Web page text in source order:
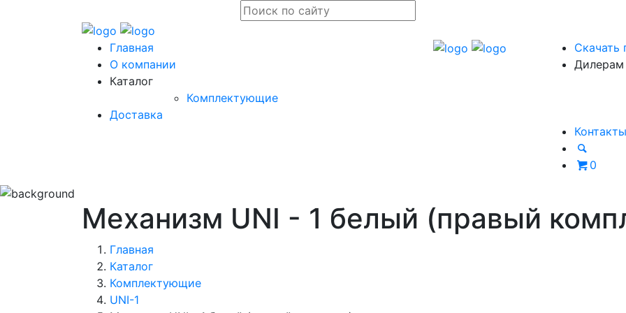
Главная
О компании
Каталог
Комплектующие
Доставка
Скачать
Дилерам
Контакты
0
Механизм UNI - 1 белый (правый
Главная
Каталог
Комплектующие
UNI-1